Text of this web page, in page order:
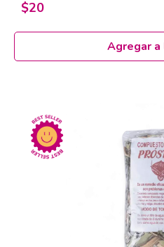
$20
Agregar